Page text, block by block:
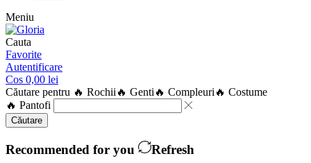
Meniu
Cauta
Favorite
Autentificare
Cos 0,00 lei
Căutare pentru 🔥 Rochii 🔥 Genti 🔥 Compleuri 🔥 Costume
🔥 Pantofi
Căutare
Recommended for you Refresh